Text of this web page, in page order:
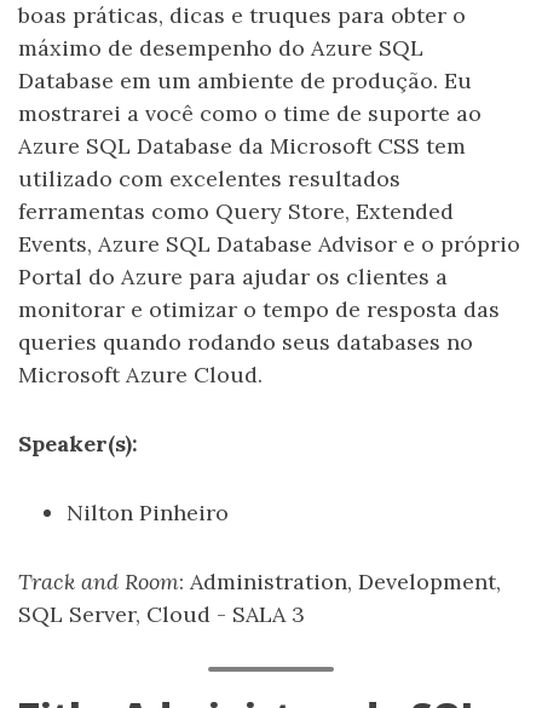
boas práticas, dicas e truques para obter o
máximo de desempenho do Azure SQL
Database em um ambiente de produção. Eu
mostrarei a você como o time de suporte ao
Azure SQL Database da Microsoft CSS tem
utilizado com excelentes resultados
ferramentas como Query Store, Extended
Events, Azure SQL Database Advisor e o próprio
Portal do Azure para ajudar os clientes a
monitorar e otimizar o tempo de resposta das
queries quando rodando seus databases no
Microsoft Azure Cloud.
Speaker(s):
Nilton Pinheiro
Track and Room: Administration, Development,
SQL Server, Cloud - SALA 3